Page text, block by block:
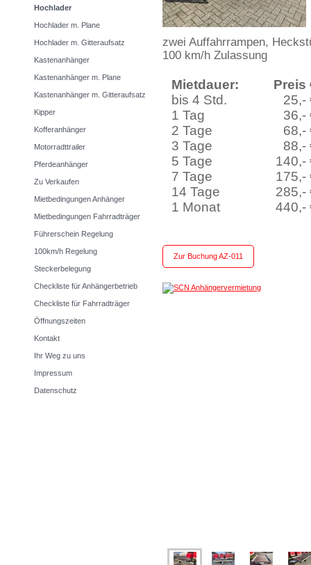
Hochlader
Hochlader m. Plane
Hochlader m. Gitteraufsatz
Kastenanhänger
Kastenanhänger m. Plane
Kastenanhänger m. Gitteraufsatz
Kipper
Kofferanhänger
Motorradttrailer
Pferdeanhänger
Zu Verkaufen
Mietbedingungen Anhänger
Mietbedingungen Fahrradträger
Führerschein Regelung
100km/h Regelung
Steckerbelegung
Checkliste für Anhängerbetrieb
Checkliste für Fahrradträger
Öffnungszeiten
Kontakt
Ihr Weg zu uns
Impressum
Datenschutz
zwei Auffahrrampen,
100 km/h Zulassung
Mietdauer:
bis 4 Std.
1 Tag
2 Tage
3 Tage
5 Tage
7 Tage
14 Tage
1 Monat
Preis
25,-
36,-
68,-
88,-
140,-
175,-
285,-
440,-
Zur Buchung AZ-011